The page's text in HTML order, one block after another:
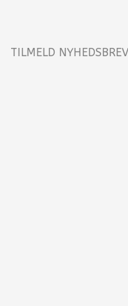
TILMELD NYHEDSBREV